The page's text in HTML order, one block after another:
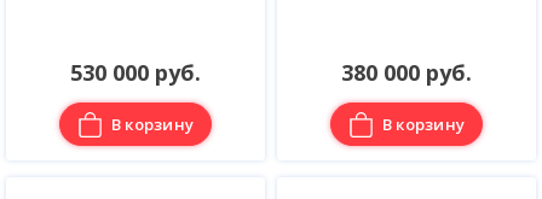
530 000 руб.
В корзину
380 000 руб.
В корзину